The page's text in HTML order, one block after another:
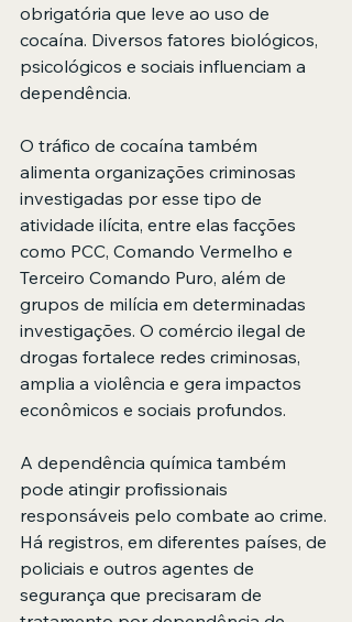
obrigatória que leve ao uso de
cocaína. Diversos fatores biológicos,
psicológicos e sociais influenciam a
dependência.
O tráfico de cocaína também
alimenta organizações criminosas
investigadas por esse tipo de
atividade ilícita, entre elas facções
como PCC, Comando Vermelho e
Terceiro Comando Puro, além de
grupos de milícia em determinadas
investigações. O comércio ilegal de
drogas fortalece redes criminosas,
amplia a violência e gera impactos
econômicos e sociais profundos.
A dependência química também
pode atingir profissionais
responsáveis pelo combate ao crime.
Há registros, em diferentes países, de
policiais e outros agentes de
segurança que precisaram de